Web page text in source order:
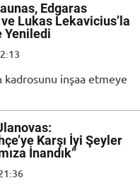
Edgaras
Lukas Lekavicius’la
Yeniledi
kadrosunu inşaa etmeye
Karşı İyi Şeyler
İnandık”